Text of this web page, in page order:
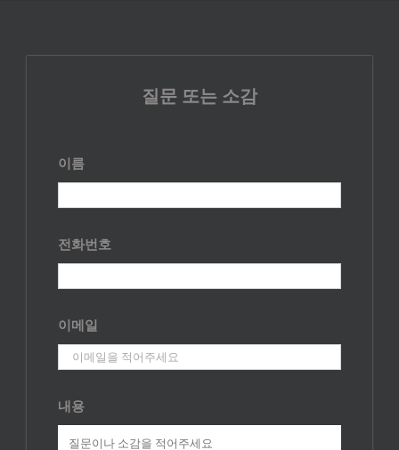
질문 또는 소감
이름
전화번호
이메일
내용